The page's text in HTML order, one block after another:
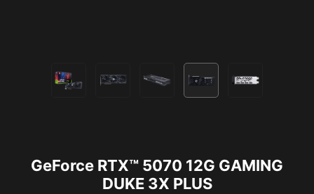
GeForce RTX™ 5070 12G GAMING
DUKE 3X PLUS